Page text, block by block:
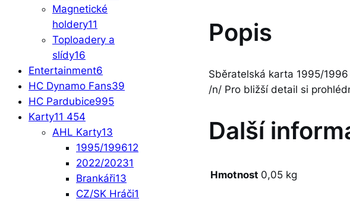
Magnetické
holdery11
Toploadery a
slídy16
Entertainment6
HC Dynamo Fans39
HC Pardubice995
Karty11 454
AHL Karty13
1995/199612
2022/20231
Brankáři13
CZ/SK Hráči1
Popis
Sběratelská karta 1995/
/n/ Pro bližší detail si
Další
Hmotnost 0,05 kg